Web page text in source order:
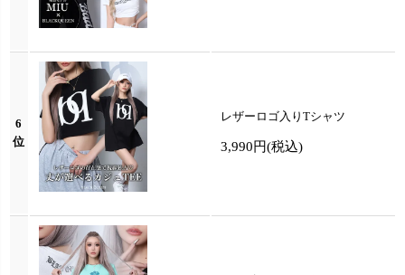
6
位
レザーロゴ入りTシャツ
3,990円(税込)